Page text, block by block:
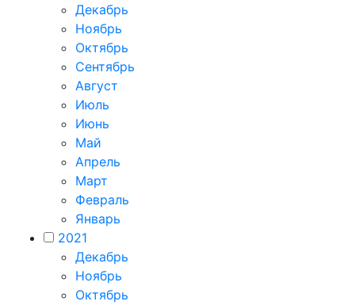
Декабрь
Ноябрь
Октябрь
Сентябрь
Август
Июль
Июнь
Май
Апрель
Март
Февраль
Январь
2021
Декабрь
Ноябрь
Октябрь